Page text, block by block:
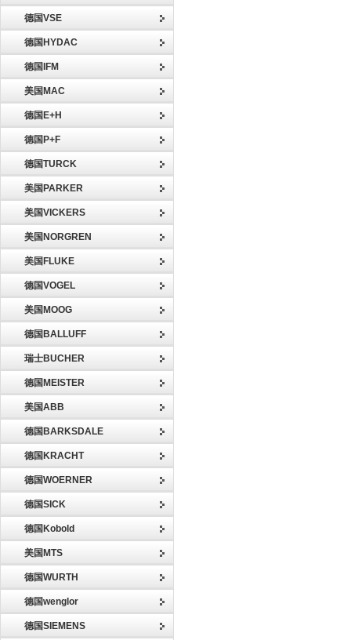
德国VSE
德国HYDAC
德国IFM
美国MAC
德国E+H
德国P+F
德国TURCK
美国PARKER
美国VICKERS
美国NORGREN
美国FLUKE
德国VOGEL
美国MOOG
德国BALLUFF
瑞士BUCHER
德国MEISTER
美国ABB
德国BARKSDALE
德国KRACHT
德国WOERNER
德国SICK
德国Kobold
美国MTS
德国WURTH
德国wenglor
德国SIEMENS